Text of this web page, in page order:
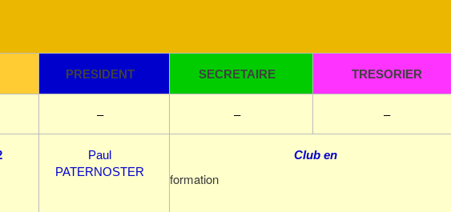
PRESIDENT SECRETAIRE TRESORIER
– – –
Paul
PATERNOSTER
Club en
formation